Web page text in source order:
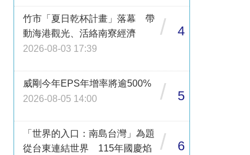
竹市「夏日乾杯計畫」落幕 帶
動海港觀光、活絡南寮經濟
2026-08-03 17:39
/ 4
威剛今年EPS年增率將逾500%
2026-08-05 14:00
/ 5
「世界的入口：南島台灣」為題
從台東連結世界 115年國慶焰
/ 6